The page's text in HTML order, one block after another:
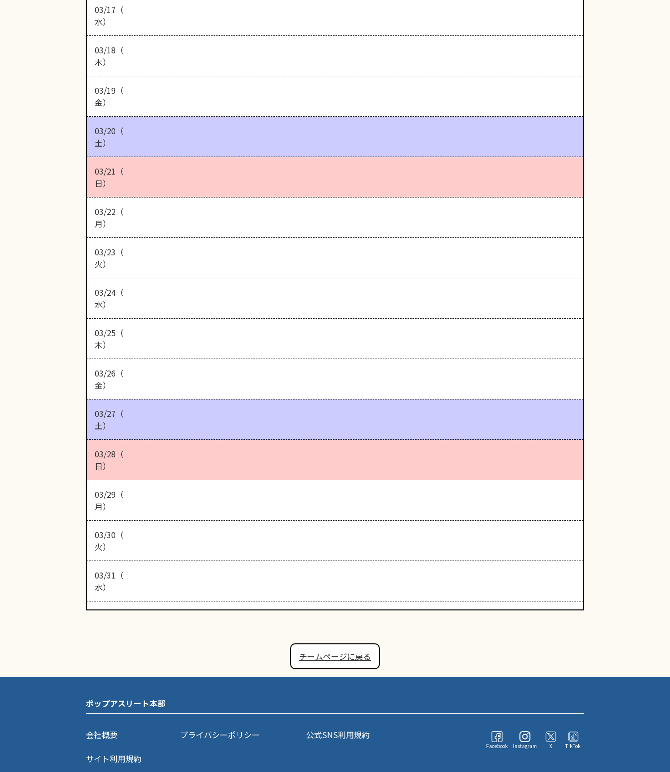
03/17（
水）
03/18（
木）
03/19（
金）
03/20（
土）
03/21（
日）
03/22（
月）
03/23（
火）
03/24（
水）
03/25（
木）
03/26（
金）
03/27（
土）
03/28（
日）
03/29（
月）
03/30（
火）
03/31（
水）
チームページに戻る
ポップアスリート本部
会社概要 プライバシーポリシー
公式SNS利用規約
サイト利用規約
Facebook Instagram X TikTok